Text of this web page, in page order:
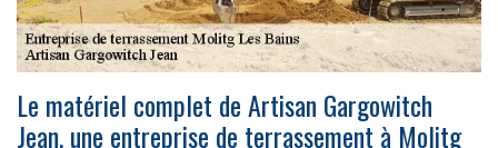
Le matériel complet de Artisan Gargowitch
Jean, une entreprise de terrassement à Molitg